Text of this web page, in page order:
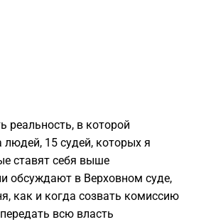
реальность, в которой
людей, 15 судей, которых я
ставят себя выше
обсуждают в Верховном суде,
как и когда созвать комиссию
всю власть